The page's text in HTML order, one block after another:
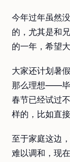
今年过年虽然
的，尤其是和
的一年，希望
大家还计划暑
那么理想——毕
春节已经试过
样的，比如直
至于家庭这边
难以调和，现